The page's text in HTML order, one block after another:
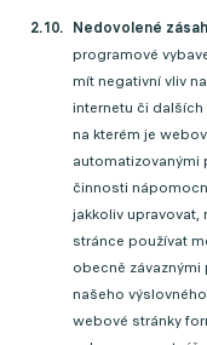
Nedovolené
programové
mít negativní vliv
internetu či dalších
na kterém je
automatizovanými
činnosti
jakkoliv
stránce používat
obecně
našeho
webové stránky